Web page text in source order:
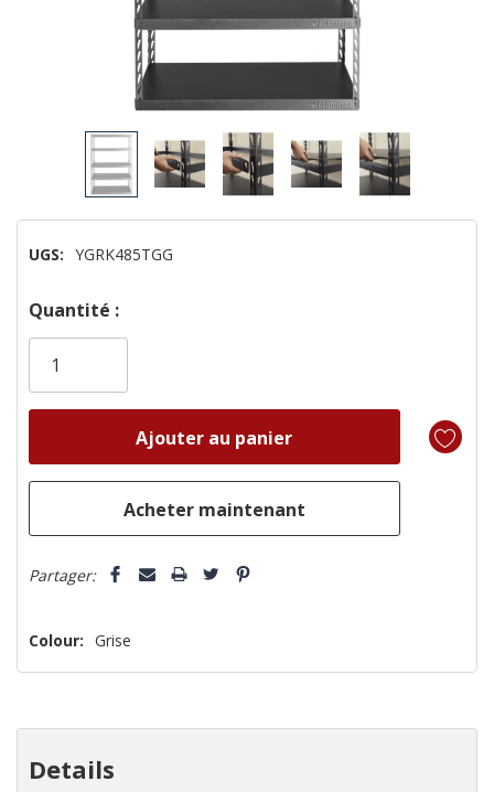
UGS: YGRK485TGG
Dépêchez-
vous!
plus
Quantité :
Partager:
Colour: Grise
Details